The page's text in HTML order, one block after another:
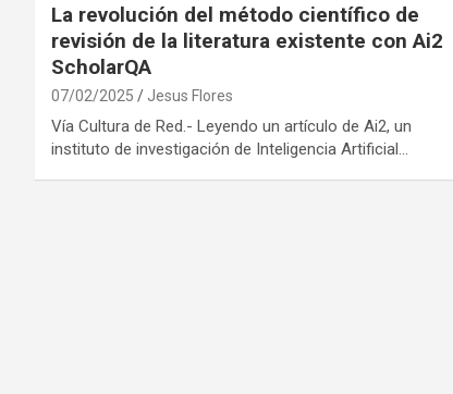
La revolución del método científico de
revisión de la literatura existente con Ai2
ScholarQA
07/02/2025 Jesus Flores
Vía Cultura de Red.- Leyendo un artículo de Ai2, un
instituto de investigación de Inteligencia Artificial…